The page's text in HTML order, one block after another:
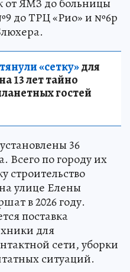
ЯМЗ до больницы
до ТРЦ «Рио» и №6р
«сетку»для
13 лет тайно
гостей
36
Всего по городу их
строительство
улице Елены
в 2026 году.
поставка
для
сети, уборки
ситуаций.